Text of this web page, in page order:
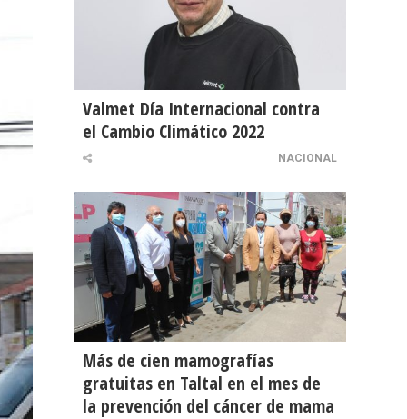
Valmet Día Internacional contra
el Cambio Climático 2022
NACIONAL
Más de cien mamografías
gratuitas en Taltal en el mes de
la prevención del cáncer de mama